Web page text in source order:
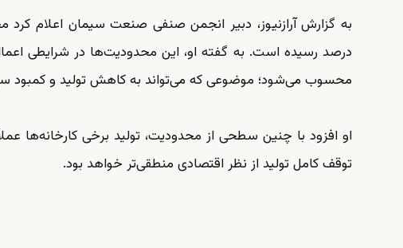
درصد رسیده است. به گفته او، این محدودیت‌ها در شرایطی
محسوب می‌شود؛ موضوعی که می‌تواند به کاهش تولید و کمبود
توقف کامل تولید از نظر اقتصادی منطقی‌تر خواهد بود.